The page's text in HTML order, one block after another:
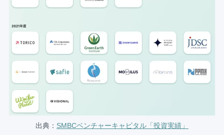
出典： SMBCベンチャーキャピタル「投資実績」